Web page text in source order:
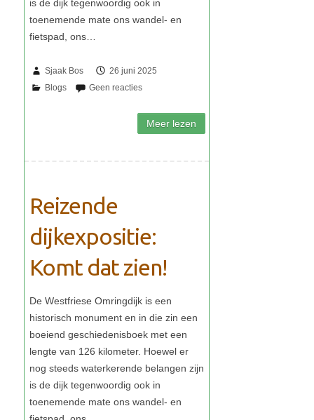
Sjaak Bos 26 juni 2025
Reizende
dijkexpositie:
Komt dat zien!